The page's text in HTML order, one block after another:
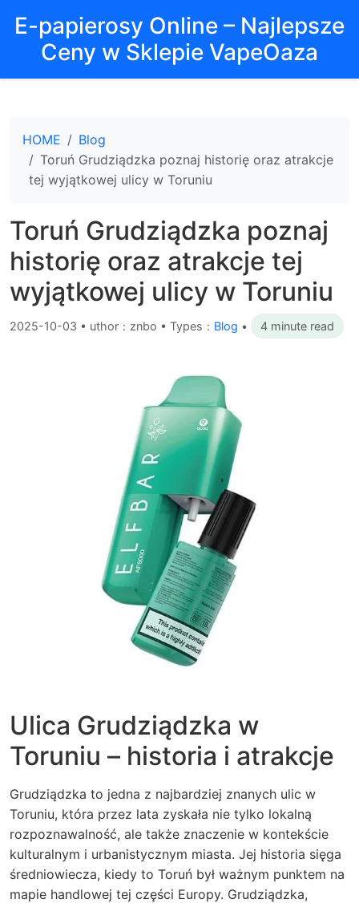
E-papierosy Online – Najlepsze
Ceny w Sklepie VapeOaza
HOME
Blog
Toruń Grudziądzka poznaj historię oraz atrakcje
tej wyjątkowej ulicy w Toruniu
Toruń Grudziądzka poznaj
historię oraz atrakcje tej
wyjątkowej ulicy w Toruniu
2025-10-03 • uthor：znbo • Types： Blog • 4 minute read
Ulica Grudziądzka w
Toruniu – historia i atrakcje
Grudziądzka to jedna z najbardziej znanych ulic w
Toruniu, która przez lata zyskała nie tylko lokalną
rozpoznawalność, ale także znaczenie w kontekście
kulturalnym i urbanistycznym miasta. Jej historia sięga
średniowiecza, kiedy to Toruń był ważnym punktem na
mapie handlowej tej części Europy. Grudziądzka,